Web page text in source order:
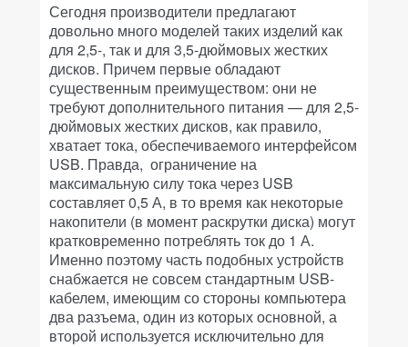
Сегодня производители предлагают
довольно много моделей таких изделий как
для 2,5-, так и для 3,5-дюймовых жестких
дисков. Причем первые обладают
существенным преимуществом: они не
требуют дополнительного питания — для 2,5-
дюймовых жестких дисков, как правило,
хватает тока, обеспечиваемого интерфейсом
USB. Правда, ограничение на
максимальную силу тока через USB
составляет 0,5 А, в то время как некоторые
накопители (в момент раскрутки диска) могут
кратковременно потреблять ток до 1 А.
Именно поэтому часть подобных устройств
снабжается не совсем стандартным USB-
кабелем, имеющим со стороны компьютера
два разъема, один из которых основной, а
второй используется исключительно для